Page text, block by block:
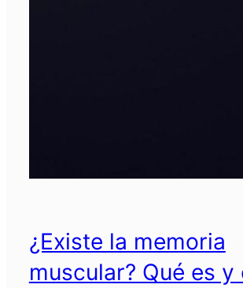
¿Existe la memoria
muscular? Qué es y